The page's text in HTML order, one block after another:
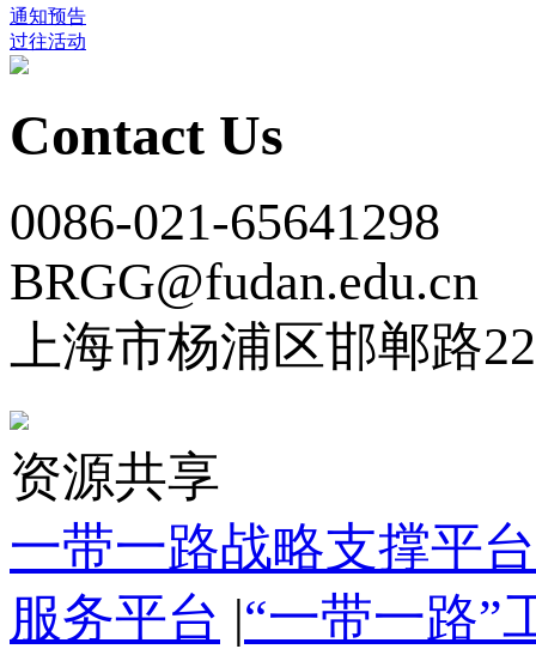
通知预告
过往活动
Contact Us
0086-021-65641298
BRGG@fudan.edu.cn
上海市杨浦区邯郸路
资源共享
一带一路战略支撑平台
服务平台 |“一带一路”